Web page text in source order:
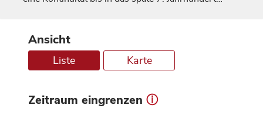
Ansicht
Liste Karte
Zeitraum eingrenzen ⓘ